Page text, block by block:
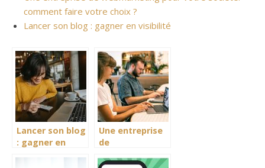
comment faire votre choix ?
Lancer son blog : gagner en visibilité
Lancer son blog
: gagner en
Une entreprise
de